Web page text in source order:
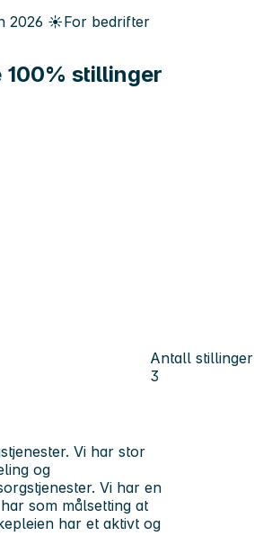
2026 ☀️For bedrifter
100% stillinger
Antall stillinger
3
Vi har stor
og
Vi har en
som målsetting at
har et aktivt og